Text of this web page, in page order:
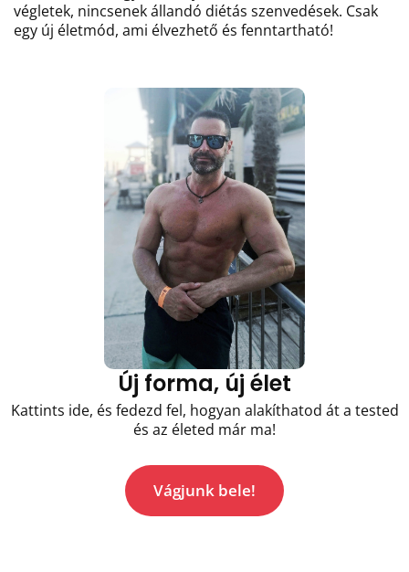
végletek, nincsenek állandó diétás szenvedések. Csak
egy új életmód, ami élvezhető és fenntartható!
Új forma, új élet
Kattints ide, és fedezd fel, hogyan alakíthatod át a tested
és az életed már ma!
Vágjunk bele!